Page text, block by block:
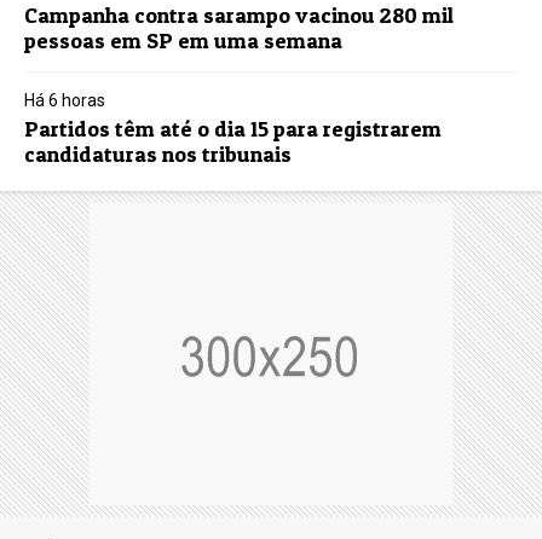
Campanha contra sarampo vacinou 280 mil
pessoas em SP em uma semana
Há 6 horas
Partidos têm até o dia 15 para registrarem
candidaturas nos tribunais